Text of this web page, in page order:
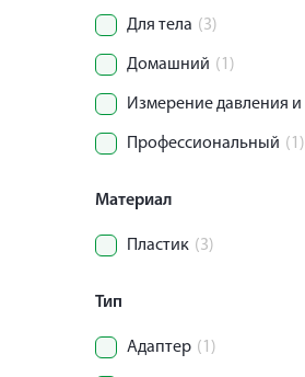
Для тела (3)
Домашний (1)
Профессиональный (1)
Материал
Пластик (3)
Тип
Адаптер (1)